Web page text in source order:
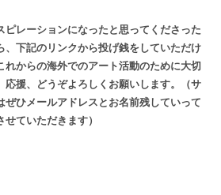
ピレーションになったと思ってくださった
、下記のリンクから投げ銭をしていただけ
れからの海外でのアート活動のために大切
応援、どうぞよろしくお願いします。（サ
ひメールアドレスとお名前残していって
ていただきます）